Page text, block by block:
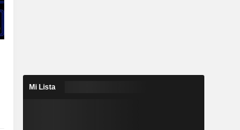
Mi Lista